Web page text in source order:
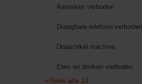
Aanraken verboden
Draagbare telefoon verboden
Draaicirkel machine
Eten en drinken verboden
Toon alle 13